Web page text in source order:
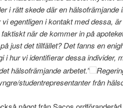
i rätt skede där en hälsofrämjande
egentligen i kontakt med dessa,
när de kommer in på
just det tillfället? Det fanns en
i hur vi identifierar dessa individer,
hälsofrämjande arbetet.”
studentrepresentanter från